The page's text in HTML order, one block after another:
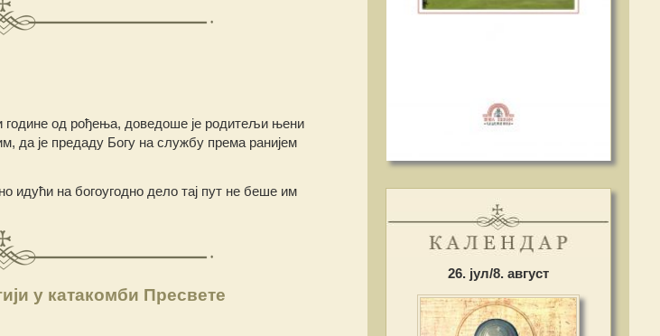
од рођења, доведоше је родитељи њени
да је предаду Богу на службу према ранијем
идући на богоугодно дело тај пут не беше им
у катакомби Пресвете
26. јул/8. август